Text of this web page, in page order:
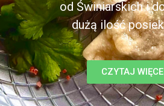
od Świniarskich i
dużą ilość
CZYTAJ